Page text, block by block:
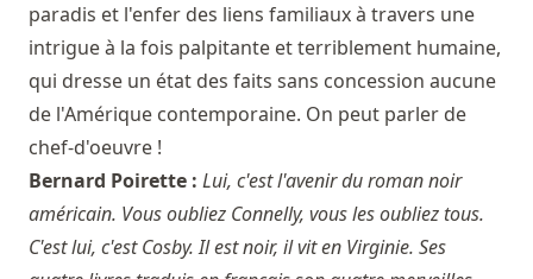
paradis et l'enfer des liens familiaux à travers une
intrigue à la fois palpitante et terriblement humaine,
qui dresse un état des faits sans concession aucune
de l'Amérique contemporaine. On peut parler de
chef-d'oeuvre !
Bernard Poirette : Lui, c'est l'avenir du roman noir
américain. Vous oubliez Connelly, vous les oubliez tous.
C'est lui, c'est Cosby. Il est noir, il vit en Virginie. Ses